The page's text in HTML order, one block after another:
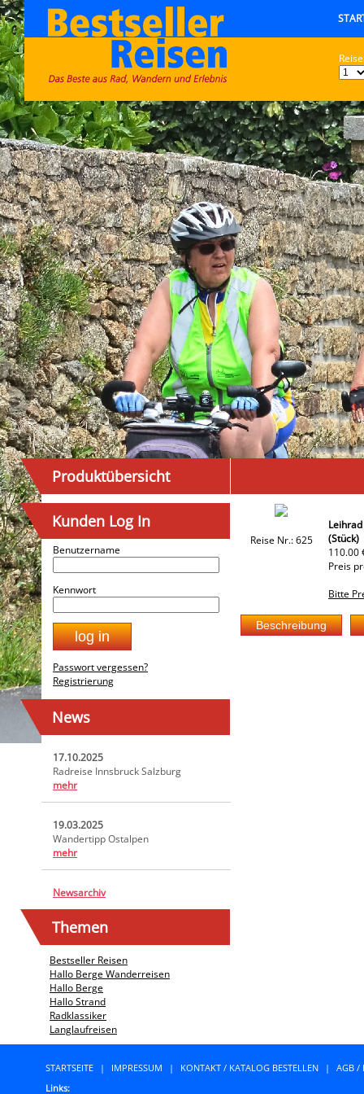
Produktübersicht
Kunden Log In
Benutzername
Kennwort
Passwort vergessen?
Registrierung
News
17.10.2025
Radreise Innsbruck Salzburg
mehr
19.03.2025
Wandertipp Ostalpen
mehr
Newsarchiv
Themen
Bestseller Reisen
Hallo Berge Wanderreisen
Hallo Berge
Hallo Strand
Radklassiker
Langlaufreisen
Reise Nr.: 625
(Stück)
110.00
Preis
Bitte
STARTSEITE | IMPRESSUM | KONTAKT / KATALOG BESTELLEN |
AGB /
Links: